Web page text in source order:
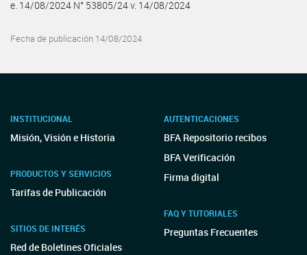
e. 14/08/2024 N° 53805/24 v. 14/08/2024
Fecha de publicación 14/08/2024
INSTITUCIONAL
Misión, Visión e Historia
PRODUCTOS Y SERVICIOS
Tarifas de Publicación
SITIOS DE INTERÉS
Red de Boletines Oficiales
AUTENTICACIONES
BFA Repositorio recibos
BFA Verificación
Firma digital
FAQ Y TUTORIALES
Preguntas Frecuentes